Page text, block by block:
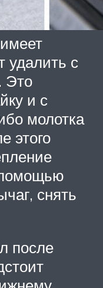
удалить с
Это
и с
молотка
этого
снять
после